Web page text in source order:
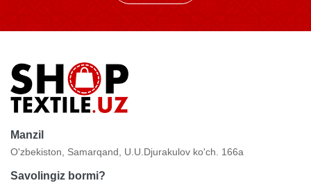
Manzil
O'zbekiston, Samarqand, U.U.Djurakulov ko'ch. 166a
Savolingiz bormi?